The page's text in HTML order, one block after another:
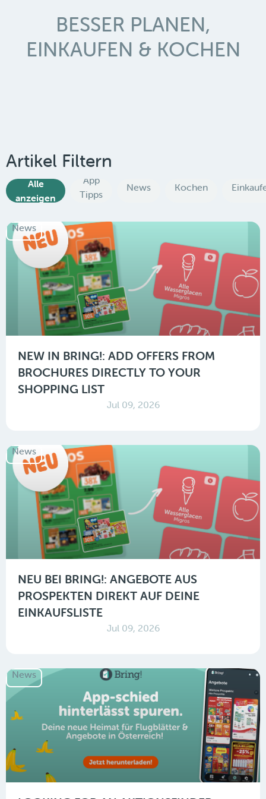
BESSER PLANEN,
EINKAUFEN & KOCHEN
Artikel Filtern
Alle
anzeigen
App
Tipps
News Kochen
News
NEW IN BRING!: ADD OFFERS FROM
BROCHURES DIRECTLY TO YOUR
SHOPPING LIST
Jul 09, 2026
News
NEU BEI BRING!: ANGEBOTE AUS
PROSPEKTEN DIREKT AUF DEINE
EINKAUFSLISTE
Jul 09, 2026
News